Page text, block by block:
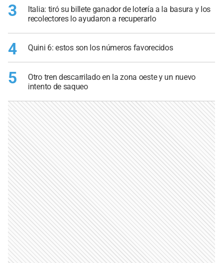
3
Italia: tiró su billete ganador de lotería a la basura y los
recolectores lo ayudaron a recuperarlo
4 Quini 6: estos son los números favorecidos
5
Otro tren descarrilado en la zona oeste y un nuevo
intento de saqueo